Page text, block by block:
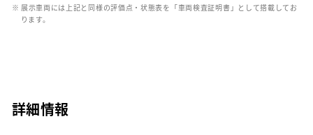
※ 展示車両には上記と同様の評価点・状態表を「車両検査証明書」として搭載してお
ります。
詳細情報